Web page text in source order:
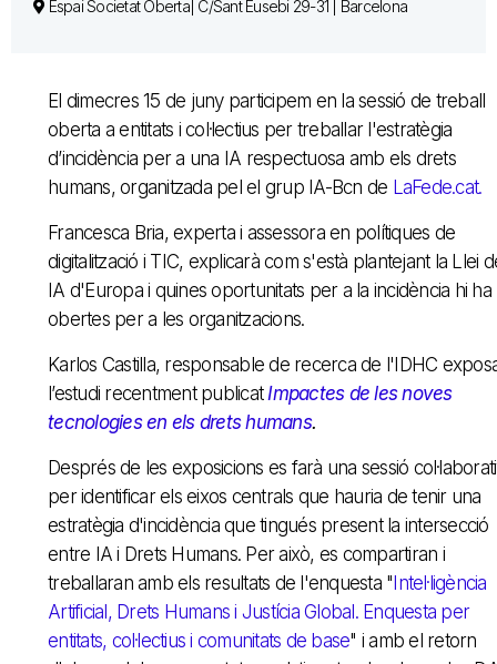
Espai Societat Oberta| C/Sant Eusebi 29-31 | Barcelona
El dimecres 15 de juny participem en la sessió de treball
oberta a entitats i col·lectius per treballar l'estratègia
d’incidència per a una IA respectuosa amb els drets
humans, organitzada pel el grup IA-Bcn de LaFede.cat.
Francesca Bria, experta i assessora en polítiques de
digitalització i TIC, explicarà com s'està plantejant la Llei
IA d'Europa i quines oportunitats per a la incidència hi ha
obertes per a les organitzacions.
Karlos Castilla, responsable de recerca de l'IDHC
l’estudi recentment publicat Impactes de les noves
tecnologies en els drets humans.
Després de les exposicions es farà una sessió
per identificar els eixos centrals que hauria de tenir una
estratègia d'incidència que tingués present la intersecció
entre IA i Drets Humans. Per això, es compartiran i
treballaran amb els resultats de l'enquesta "Intel·ligència
Artificial, Drets Humans i Justícia Global. Enquesta per
entitats, col·lectius i comunitats de base" i amb el retorn